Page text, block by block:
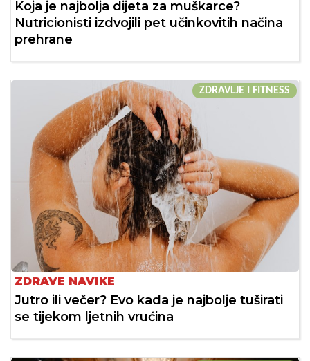
Koja je najbolja dijeta za muškarce?
Nutricionisti izdvojili pet učinkovitih načina
prehrane
ZDRAVLJE I FITNESS
ZDRAVE NAVIKE
Jutro ili večer? Evo kada je najbolje tuširati
se tijekom ljetnih vrućina